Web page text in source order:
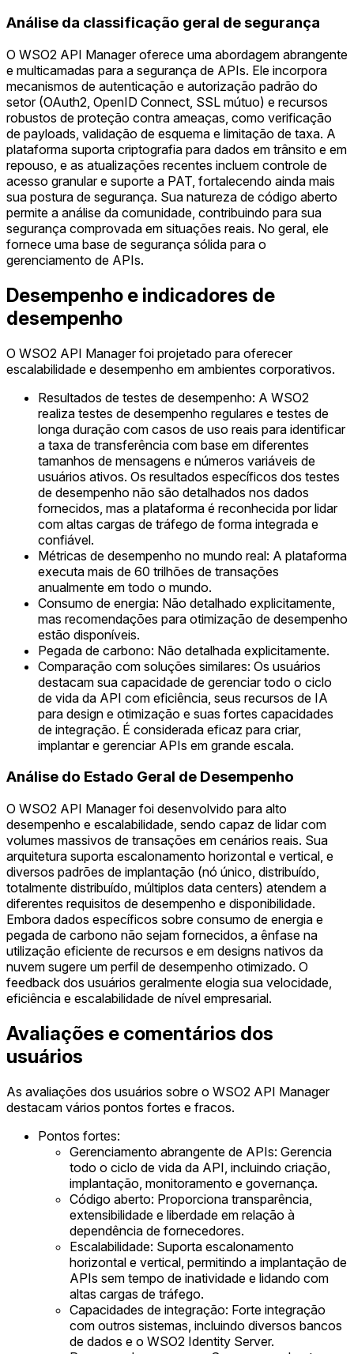
Análise da classificação geral de segurança
O WSO2 API Manager oferece uma abordagem abrangente
e multicamadas para a segurança de APIs. Ele incorpora
mecanismos de autenticação e autorização padrão do
setor (OAuth2, OpenID Connect, SSL mútuo) e recursos
robustos de proteção contra ameaças, como verificação
de payloads, validação de esquema e limitação de taxa. A
plataforma suporta criptografia para dados em trânsito e em
repouso, e as atualizações recentes incluem controle de
acesso granular e suporte a PAT, fortalecendo ainda mais
sua postura de segurança. Sua natureza de código aberto
permite a análise da comunidade, contribuindo para sua
segurança comprovada em situações reais. No geral, ele
fornece uma base de segurança sólida para o
gerenciamento de APIs.
Desempenho e indicadores de
desempenho
O WSO2 API Manager foi projetado para oferecer
escalabilidade e desempenho em ambientes corporativos.
Resultados de testes de desempenho: A WSO2
realiza testes de desempenho regulares e testes de
longa duração com casos de uso reais para identificar
a taxa de transferência com base em diferentes
tamanhos de mensagens e números variáveis de
usuários ativos. Os resultados específicos dos testes
de desempenho não são detalhados nos dados
fornecidos, mas a plataforma é reconhecida por lidar
com altas cargas de tráfego de forma integrada e
confiável.
Métricas de desempenho no mundo real: A plataforma
executa mais de 60 trilhões de transações
anualmente em todo o mundo.
Consumo de energia: Não detalhado explicitamente,
mas recomendações para otimização de desempenho
estão disponíveis.
Pegada de carbono: Não detalhada explicitamente.
Comparação com soluções similares: Os usuários
destacam sua capacidade de gerenciar todo o ciclo
de vida da API com eficiência, seus recursos de IA
para design e otimização e suas fortes capacidades
de integração. É considerada eficaz para criar,
implantar e gerenciar APIs em grande escala.
Análise do Estado Geral de Desempenho
O WSO2 API Manager foi desenvolvido para alto
desempenho e escalabilidade, sendo capaz de lidar com
volumes massivos de transações em cenários reais. Sua
arquitetura suporta escalonamento horizontal e vertical, e
diversos padrões de implantação (nó único, distribuído,
totalmente distribuído, múltiplos data centers) atendem a
diferentes requisitos de desempenho e disponibilidade.
Embora dados específicos sobre consumo de energia e
pegada de carbono não sejam fornecidos, a ênfase na
utilização eficiente de recursos e em designs nativos da
nuvem sugere um perfil de desempenho otimizado. O
feedback dos usuários geralmente elogia sua velocidade,
eficiência e escalabilidade de nível empresarial.
Avaliações e comentários dos
usuários
As avaliações dos usuários sobre o WSO2 API Manager
destacam vários pontos fortes e fracos.
Pontos fortes:
Gerenciamento abrangente de APIs: Gerencia
todo o ciclo de vida da API, incluindo criação,
implantação, monitoramento e governança.
Código aberto: Proporciona transparência,
extensibilidade e liberdade em relação à
dependência de fornecedores.
Escalabilidade: Suporta escalonamento
horizontal e vertical, permitindo a implantação de
APIs sem tempo de inatividade e lidando com
altas cargas de tráfego.
Capacidades de integração: Forte integração
com outros sistemas, incluindo diversos bancos
de dados e o WSO2 Identity Server.